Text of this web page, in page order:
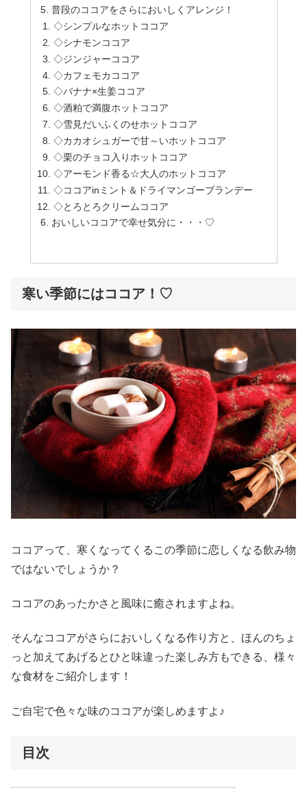
普段のココアをさらにおいしくアレンジ！
◇シンプルなホットココア
◇シナモンココア
◇ジンジャーココア
◇カフェモカココア
◇バナナ×生姜ココア
◇酒粕で満腹ホットココア
◇雪見だいふくのせホットココア
◇カカオシュガーで甘～いホットココア
◇栗のチョコ入りホットココア
◇アーモンド香る☆大人のホットココア
◇ココアinミント＆ドライマンゴーブランデー
◇とろとろクリームココア
おいしいココアで幸せ気分に・・・♡
寒い季節にはココア！♡
ココアって、寒くなってくるこの季節に恋しくなる飲み物
ではないでしょうか？
ココアのあったかさと風味に癒されますよね。
そんなココアがさらにおいしくなる作り方と、ほんのちょ
っと加えてあげるとひと味違った楽しみ方もできる、様々
な食材をご紹介します！
ご自宅で色々な味のココアが楽しめますよ♪
目次